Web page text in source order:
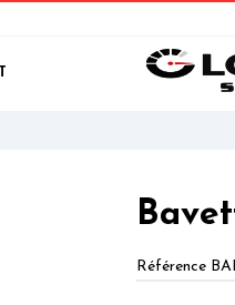
Référence